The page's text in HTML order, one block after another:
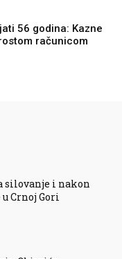
56 godina: Kazne
računicom
silovanje i nakon
Crnoj Gori